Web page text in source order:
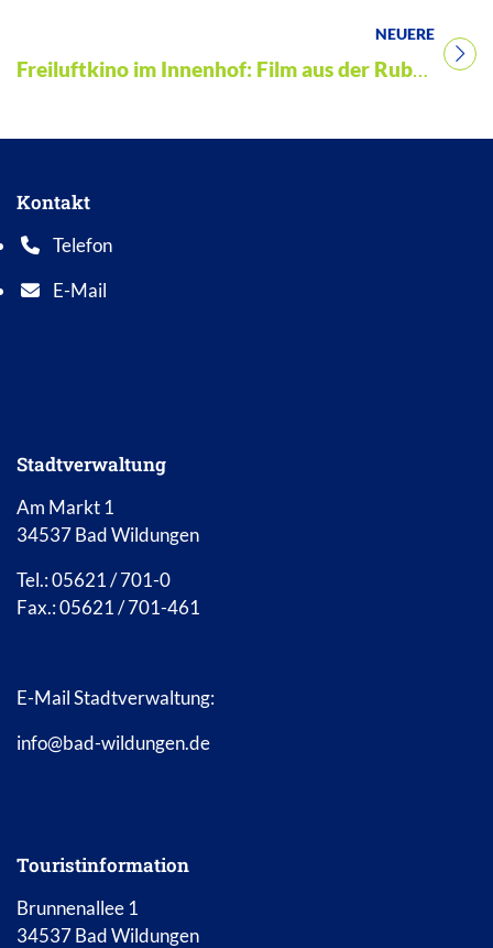
NEUERE
Titel für Veranstaltung
Freiluftkino im Innenhof: Film aus der Rubrik „Klassiker“
Kontakt
Telefon
Telefonnummer: 0 5 6 2 1 7 0 1 0
E-Mail
E-Mail Adresse: info@bad-wildungen.de
Stadtverwaltung
Am Markt 1
34537 Bad Wildungen
Tel.: 05621 / 701-0
Fax.: 05621 / 701-461
E-Mail Stadtverwaltung:
info@bad-wildungen.de
Touristinformation
Brunnenallee 1
34537 Bad Wildungen